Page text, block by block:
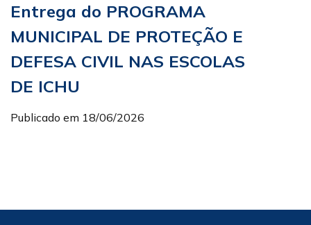
Entrega do PROGRAMA
MUNICIPAL DE PROTEÇÃO E
DEFESA CIVIL NAS ESCOLAS
DE ICHU
Publicado em 18/06/2026